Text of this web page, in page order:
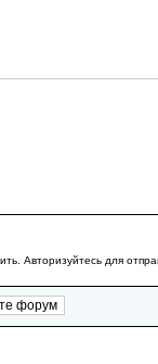
Авторизуйтесь для